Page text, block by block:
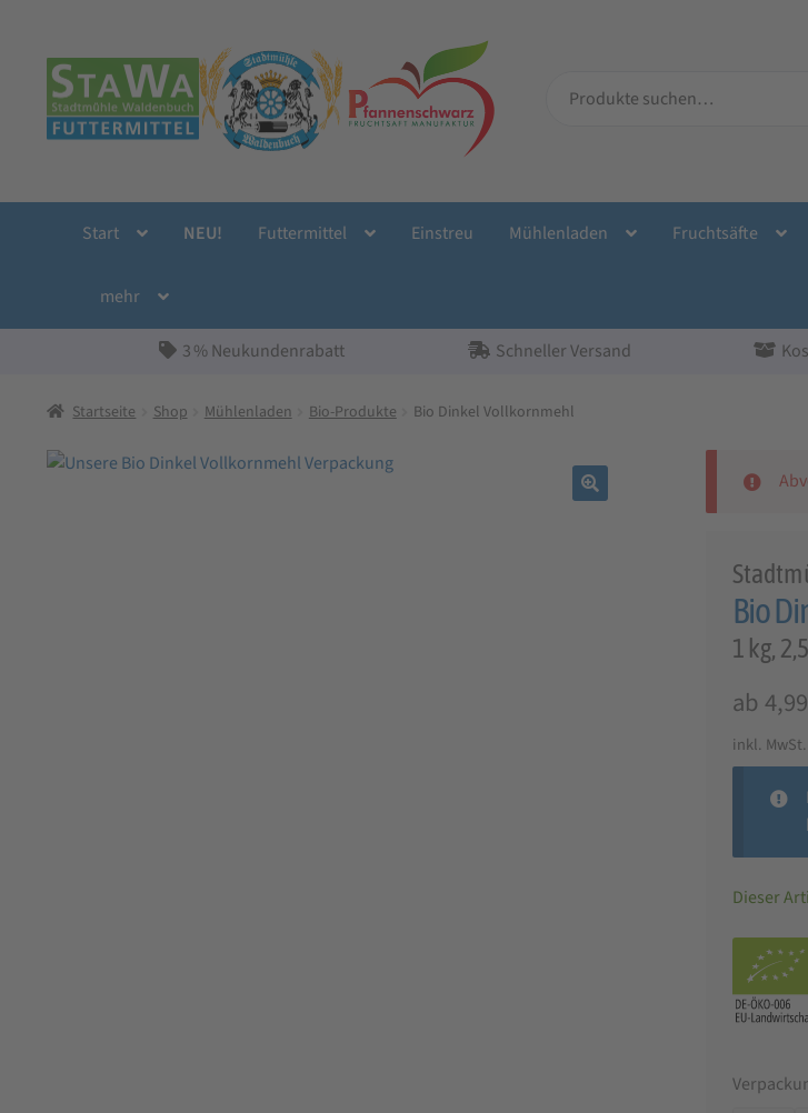
Navigation
springen
Inhalt
springen
nach:
Start NEU! Futtermittel Einstreu Mühlenladen Fruchtsäfte
mehr
3 % Neukundenrabatt Schneller Versand
Startseite Shop Mühlenladen Bio-Produkte Bio Dinkel Vollkornmehl
Bio
1 kg,
ab 4,99
inkl. MwSt.
Dieser